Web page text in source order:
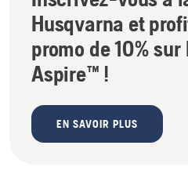
Husqvarna et
promo de 10%
Aspire™ !
EN SAVOIR PLUS